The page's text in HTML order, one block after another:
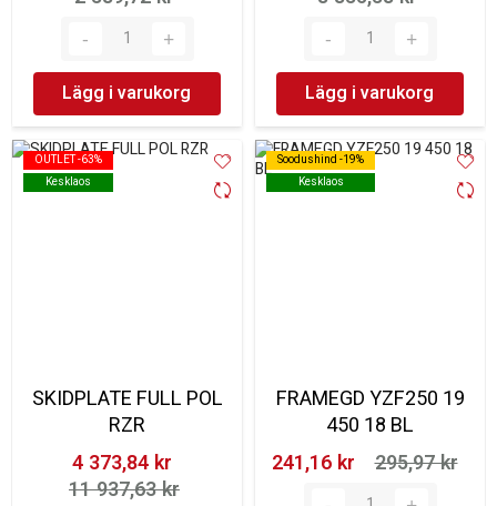
Lägg i varukorg Lägg i varukorg
OUTLET -63%
Kesklaos
OUTLET -63%
Kesklaos
SKIDPLATE FULL POL
RZR
4 373,84 kr‎
11 937,63 kr‎
Soodushind -19%
Kesklaos
Soodushind -19%
Kesklaos
FRAMEGD YZF250 19
450 18 BL
241,16 kr‎
295,97 kr‎